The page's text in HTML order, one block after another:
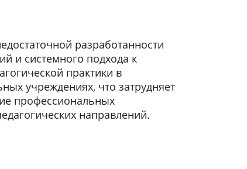
разработанности
и системного подхода к
практики в
учреждениях, что затрудняет
профессиональных
направлений.